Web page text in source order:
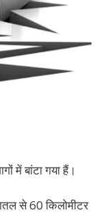
में बांटा गया हैं।
से 60 किलोमीटर